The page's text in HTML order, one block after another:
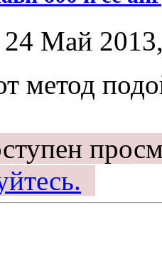
24 Май
метод